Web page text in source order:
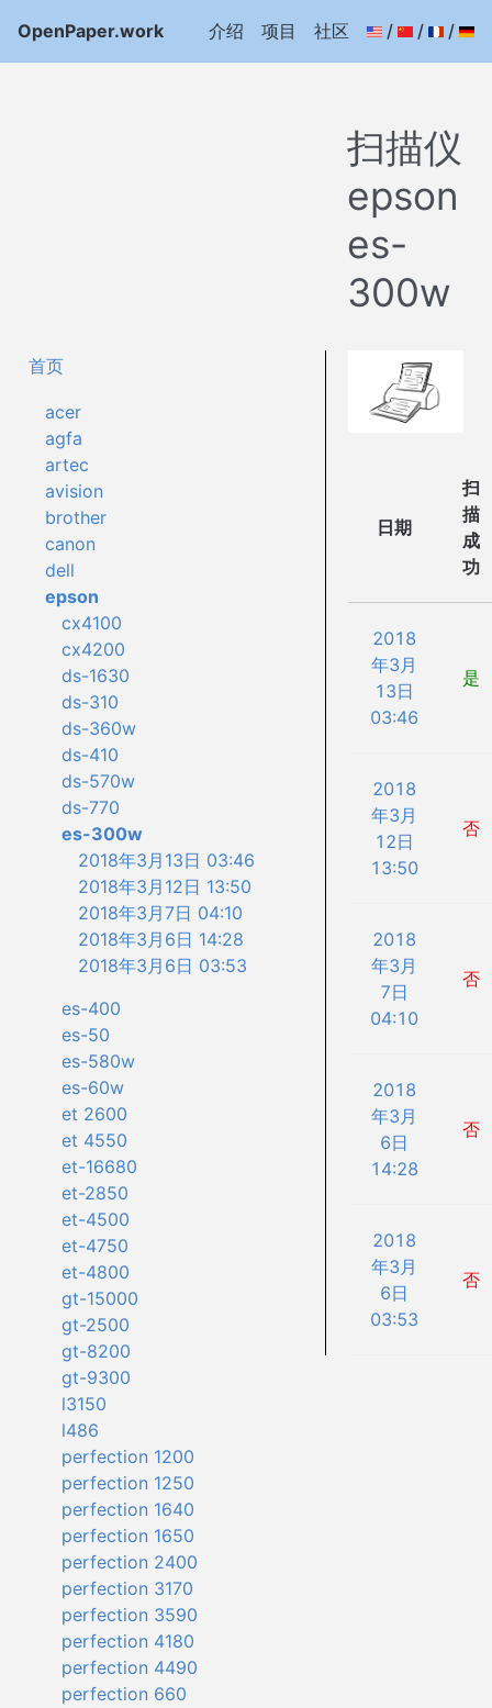
OpenPaper.work 介绍 项目 社区 / / /
扫描仪
epson
es-
300w
首页
acer
agfa
artec
avision
brother
canon
dell
epson
cx4100
cx4200
ds-1630
ds-310
ds-360w
ds-410
ds-570w
ds-770
es-300w
2018年3月13日 03:46
2018年3月12日 13:50
2018年3月7日 04:10
2018年3月6日 14:28
2018年3月6日 03:53
es-400
es-50
es-580w
es-60w
et 2600
et 4550
et-16680
et-2850
et-4500
et-4750
et-4800
gt-15000
gt-2500
gt-8200
gt-9300
l3150
l486
perfection 1200
perfection 1250
perfection 1640
perfection 1650
perfection 2400
perfection 3170
perfection 3590
perfection 4180
perfection 4490
perfection 660
日期
扫
描
成
功
2018
年3月
13日
03:46
是
2018
年3月
12日
13:50
否
2018
年3月
7日
04:10
否
2018
年3月
6日
14:28
否
2018
年3月
6日
03:53
否